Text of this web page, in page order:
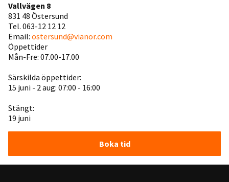
Vallvägen 8
831 48 Östersund
Tel. 063-12 12 12
Email: ostersund@vianor.com
Öppettider
Mån-Fre: 07.00-17.00
Särskilda öppettider:
15 juni - 2 aug: 07:00 - 16:00
Stängt:
19 juni
Boka tid